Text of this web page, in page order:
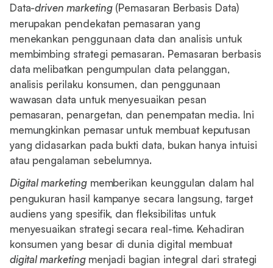
Data-driven marketing(Pemasaran Berbasis Data)
merupakan pendekatan pemasaran yang
menekankan penggunaan data dan analisis untuk
membimbing strategi pemasaran. Pemasaran berbasis
data melibatkan pengumpulan data pelanggan,
analisis perilaku konsumen, dan penggunaan
wawasan data untuk menyesuaikan pesan
pemasaran, penargetan, dan penempatan media. Ini
memungkinkan pemasar untuk membuat keputusan
yang didasarkan pada bukti data, bukan hanya intuisi
atau pengalaman sebelumnya.
Digital marketingmemberikan keunggulan dalam hal
pengukuran hasil kampanye secara langsung, target
audiens yang spesifik, dan fleksibilitas untuk
menyesuaikan strategi secara real-time. Kehadiran
konsumen yang besar di dunia digital membuat
digital marketing menjadi bagian integral dari strategi